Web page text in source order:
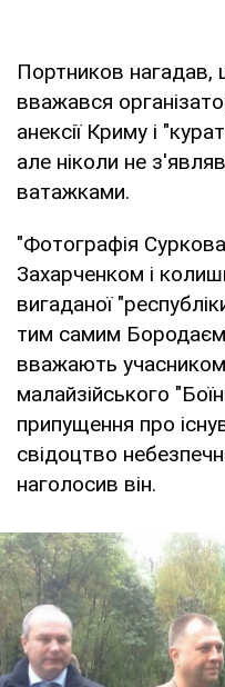
Портников
вважався
анексії Криму і
але ніколи не
ватажками.
"Фотографія
Захарченком і
вигаданої
тим самим
вважають
малайзійського
припущення про
свідоцтво
наголосив він.